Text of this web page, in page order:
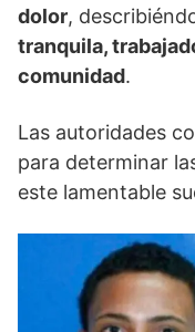
dolor,
tranquila,
comunidad.
Las autoridades
para determinar
este lamentable